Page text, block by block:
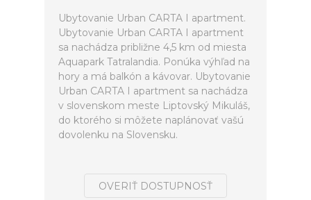
Ubytovanie Urban CARTA I apartment.
Ubytovanie Urban CARTA I apartment
sa nachádza približne 4,5 km od miesta
Aquapark Tatralandia. Ponúka výhľad na
hory a má balkón a kávovar. Ubytovanie
Urban CARTA I apartment sa nachádza
v slovenskom meste Liptovský Mikuláš,
do ktorého si môžete naplánovať vašú
dovolenku na Slovensku.
OVERIŤ DOSTUPNOSŤ